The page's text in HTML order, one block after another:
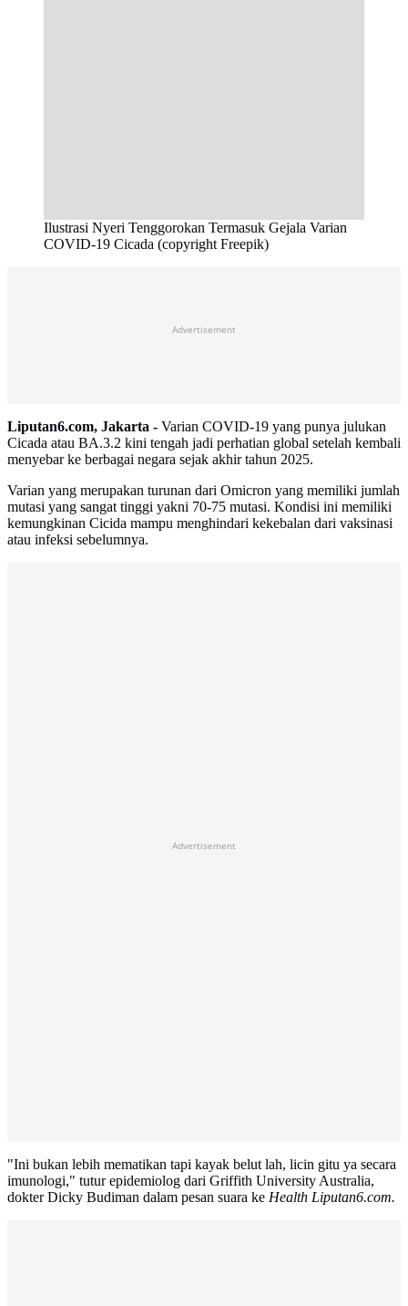
Ilustrasi Nyeri Tenggorokan Termasuk Gejala Varian
COVID-19 Cicada (copyright Freepik)
Advertisement
Liputan6.com, Jakarta - Varian COVID-19 yang punya julukan
Cicada atau BA.3.2 kini tengah jadi perhatian global setelah kembali
menyebar ke berbagai negara sejak akhir tahun 2025.
Varian yang merupakan turunan dari Omicron yang memiliki jumlah
mutasi yang sangat tinggi yakni 70-75 mutasi. Kondisi ini memiliki
kemungkinan Cicida mampu menghindari kekebalan dari vaksinasi
atau infeksi sebelumnya.
Advertisement
"Ini bukan lebih mematikan tapi kayak belut lah, licin gitu ya secara
imunologi," tutur epidemiolog dari Griffith University Australia,
dokter Dicky Budiman dalam pesan suara ke Health Liputan6.com.